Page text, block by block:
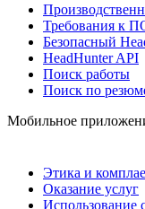
Требования к
Безопасный
HeadHunter API
Поиск работы
Поиск по
Мобильное
Этика и
Оказание услуг
Использование